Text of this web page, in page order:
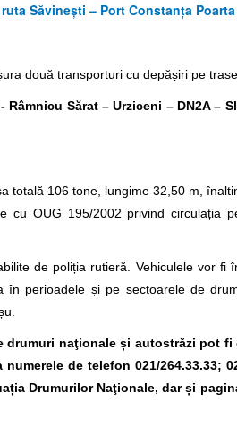
Săvinești – Port Constanța
două transporturi cu depășiri pe
Râmnicu Sărat – Urziceni – DN2A –
totală 106 tone, lungime 32,50 m,
cu OUG 195/2002 privind circulația
de poliția rutieră. Vehiculele vor
în perioadele și pe sectoarele de
naţionale și autostrăzi pot
de telefon 021/264.33.33;
Drumurilor Naţionale, dar și